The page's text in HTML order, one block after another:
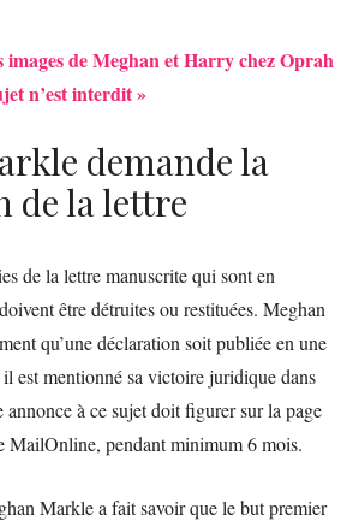
images de Meghan et Harry chez Oprah
n’est interdit »
demande la
de la lettre
de la lettre manuscrite qui sont en
être détruites ou restituées. Meghan
qu’une déclaration soit publiée en une
est mentionné sa victoire juridique dans
à ce sujet doit figurer sur la page
MailOnline, pendant minimum 6 mois.
Markle a fait savoir que le but premier